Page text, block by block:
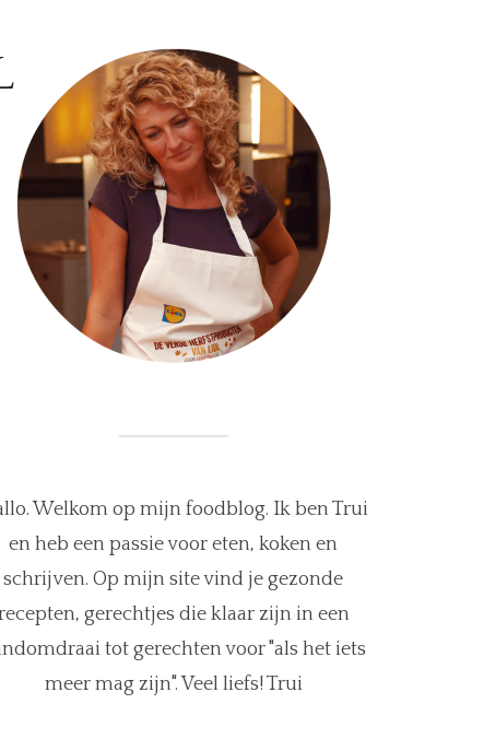
Welkom op mijn foodblog. Ik ben Trui
en heb een passie voor eten, koken en
schrijven. Op mijn site vind je gezonde
gerechtjes die klaar zijn in een
tot gerechten voor "als het iets
meer mag zijn". Veel liefs! Trui